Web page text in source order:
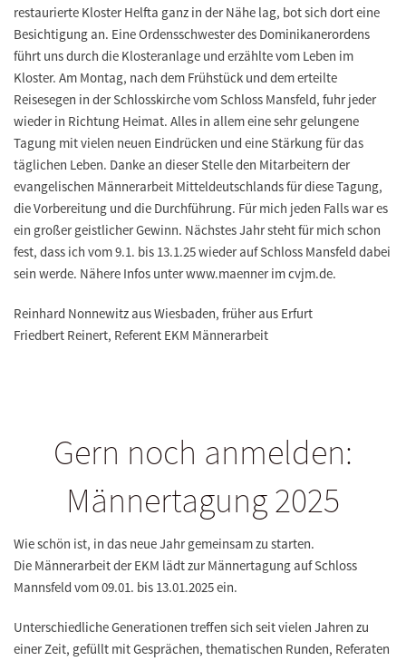
restaurierte Kloster Helfta ganz in der Nähe lag, bot sich dort eine
Besichtigung an. Eine Ordensschwester des Dominikanerordens
führt uns durch die Klosteranlage und erzählte vom Leben im
Kloster. Am Montag, nach dem Frühstück und dem erteilte
Reisesegen in der Schlosskirche vom Schloss Mansfeld, fuhr jeder
wieder in Richtung Heimat. Alles in allem eine sehr gelungene
Tagung mit vielen neuen Eindrücken und eine Stärkung für das
täglichen Leben. Danke an dieser Stelle den Mitarbeitern der
evangelischen Männerarbeit Mitteldeutschlands für diese Tagung,
die Vorbereitung und die Durchführung. Für mich jeden Falls war es
ein großer geistlicher Gewinn. Nächstes Jahr steht für mich schon
fest, dass ich vom 9.1. bis 13.1.25 wieder auf Schloss Mansfeld dabei
sein werde. Nähere Infos unter www.maenner im cvjm.de.
Reinhard Nonnewitz aus Wiesbaden, früher aus Erfurt
Friedbert Reinert, Referent EKM Männerarbeit
Gern noch anmelden:
Männertagung 2025
Wie schön ist, in das neue Jahr gemeinsam zu starten.
Die Männerarbeit der EKM lädt zur Männertagung auf Schloss
Mannsfeld vom 09.01. bis 13.01.2025 ein.
Unterschiedliche Generationen treffen sich seit vielen Jahren zu
einer Zeit, gefüllt mit Gesprächen, thematischen Runden, Referaten